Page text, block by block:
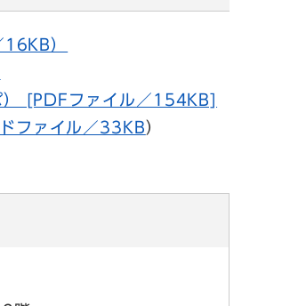
）
） [PDFファイル／154KB]
ファイル／33KB）